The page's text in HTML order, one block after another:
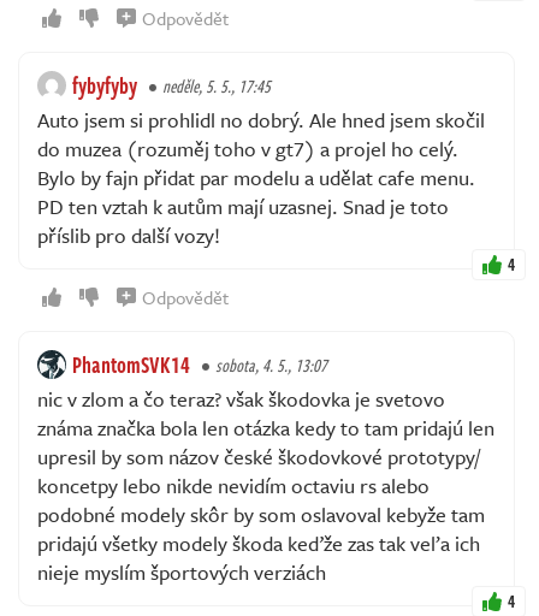
Odpovědět
fybyfyby neděle, 5. 5., 17:45
Auto jsem si prohlidl no dobrý. Ale hned jsem skočil
do muzea (rozuměj toho v gt7) a projel ho celý.
Bylo by fajn přidat par modelu a udělat cafe menu.
PD ten vztah k autům mají uzasnej. Snad je toto
příslib pro další vozy!
4
Odpovědět
PhantomSVK14 sobota, 4. 5., 13:07
nic v zlom a čo teraz? však škodovka je svetovo
známa značka bola len otázka kedy to tam pridajú len
upresil by som názov české škodovkové prototypy/
koncetpy lebo nikde nevidím octaviu rs alebo
podobné modely skôr by som oslavoval kebyže tam
pridajú všetky modely škoda keďže zas tak veľa ich
nieje myslím športových verziách
4